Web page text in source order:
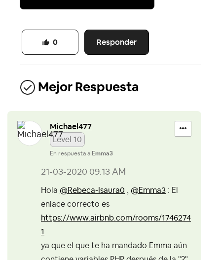
Responder
0
Mejor Respuesta
Michael477
Level 10
En respuesta a Emma3
‎21-03-2020 09:13 AM
Hola @Rebeca-Isaura0 , @Emma3 : El
enlace correcto es
https://www.airbnb.com/rooms/1746274
1
ya que el que te ha mandado Emma aún